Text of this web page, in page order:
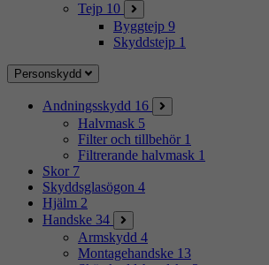
Tejp 10
Byggtejp 9
Skyddstejp 1
Personskydd
Andningsskydd 16
Halvmask 5
Filter och tillbehör 1
Filtrerande halvmask 1
Skor 7
Skyddsglasögon 4
Hjälm 2
Handske 34
Armskydd 4
Montagehandske 13